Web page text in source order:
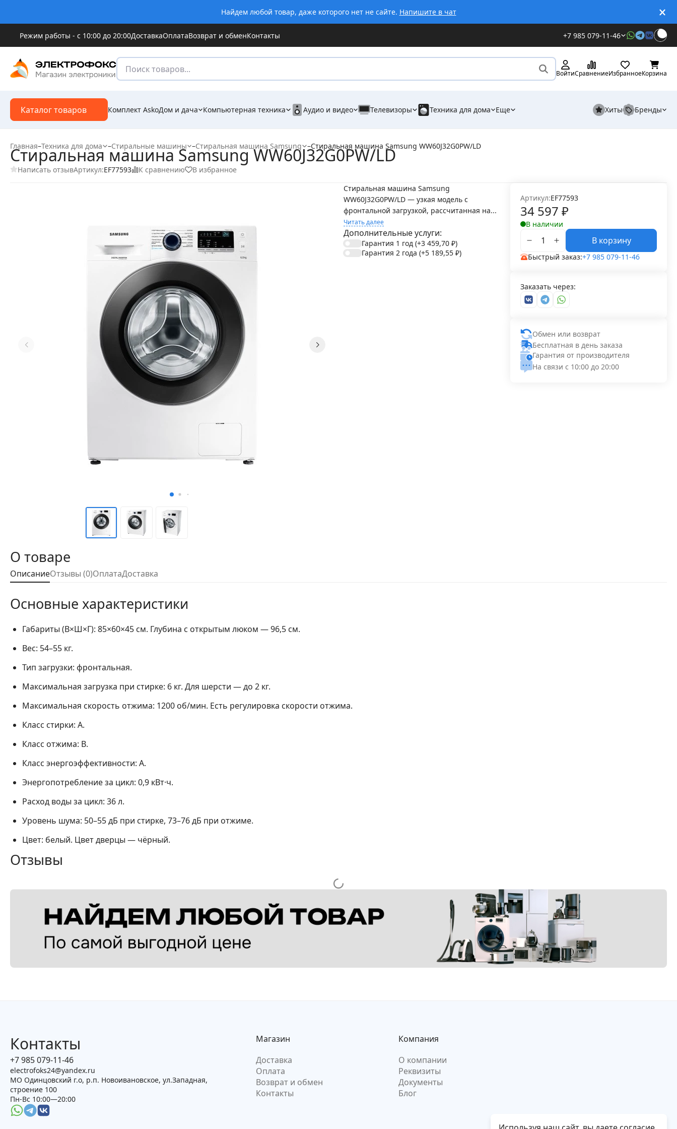
Найдем любой товар, даже которого нет не сайте. Напишите в чат
Режим работы - с 10:00 до 20:00ДоставкаОплатаВозврат и обменКонтакты +7 985 079-11-46
ВойтиСравнениеИзбранноеКорзина
Каталог товаров Комплект AskoДом и дача Компьютерная техника Аудио и видео Телевизоры Техника для дома Еще Хиты Бренды
Главная–Техника для дома –Стиральные машины –Стиральная машина Samsung –Стиральная машина Samsung WW60J32G0PW/LD
Стиральная машина Samsung WW60J32G0PW/LD
Написать отзывАртикул:EF77593 К сравнению
В избранное
Стиральная машина Samsung
WW60J32G0PW/LD — узкая модель с
фронтальной загрузкой, рассчитанная на...
Читать далее
Дополнительные услуги:
Гарантия 1 год (+3 459,70 ₽)
Гарантия 2 года (+5 189,55 ₽)
Артикул:EF77593
34 597 ₽
В наличии
В корзину
Быстрый заказ:+7 985 079-11-46
Заказать через:
Обмен или возврат
Бесплатная в день заказа
Гарантия от производителя
На связи с 10:00 до 20:00
О товаре
ОписаниеОтзывы (0)ОплатаДоставка
Основные характеристики
Габариты (В×Ш×Г): 85×60×45 см. Глубина с открытым люком — 96,5 см.
Вес: 54–55 кг.
Тип загрузки: фронтальная.
Максимальная загрузка при стирке: 6 кг. Для шерсти — до 2 кг.
Максимальная скорость отжима: 1200 об/мин. Есть регулировка скорости отжима.
Класс стирки: A.
Класс отжима: B.
Класс энергоэффективности: A.
Энергопотребление за цикл: 0,9 кВт·ч.
Расход воды за цикл: 36 л.
Уровень шума: 50–55 дБ при стирке, 73–76 дБ при отжиме.
Цвет: белый. Цвет дверцы — чёрный.
Отзывы
Контакты
+7 985 079-11-46
electrofoks24@yandex.ru
МО Одинцовский г.о, р.п. Новоивановское, ул.Западная,
строение 100
Пн-Вс 10:00—20:00
Магазин
Доставка
Оплата
Возврат и обмен
Контакты
Компания
О компании
Реквизиты
Документы
Блог